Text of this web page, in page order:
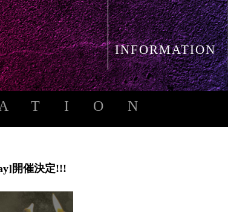
INFORMATION
開催決定!!!